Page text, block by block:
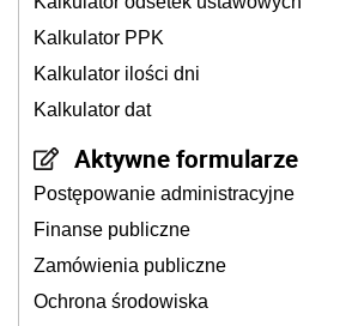
Kalkulator PPK
Kalkulator ilości dni
Kalkulator dat
Aktywne formularze
Postępowanie administracyjne
Finanse publiczne
Zamówienia publiczne
Ochrona środowiska